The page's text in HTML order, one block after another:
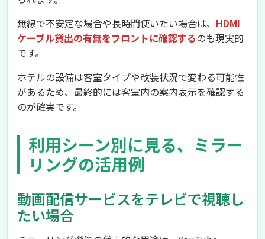
無線で不安定な場合や長時間使いたい場合は、 HDMI
ケーブル貸出の有無をフロントに確認するのも現実的
です。
ホテルの設備は客室タイプや改装状況で変わる可能性
があるため、最終的には客室内の案内表示を確認する
のが確実です。
利用シーン別に見る、ミラー
リングの活用例
動画配信サービスをテレビで視聴し
たい場合